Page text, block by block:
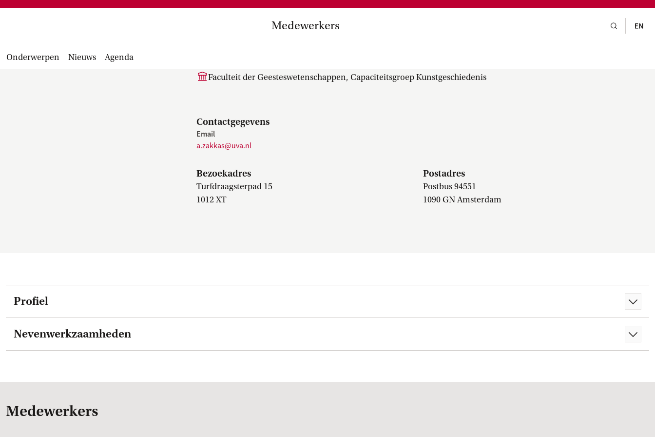
Medewerkers
Onderwerpen Nieuws Agenda
Financiële administratie, facturen,
projecten
Facultair strategisch plan, instellingsplan,
Wetsvoorstel Internationalisering in
Medezeggenschap, ondernemingsraad,
Faculteit der Geesteswetenschappen, Capaciteitsgroep Kunstgeschiedenis
Contactgegevens
Email
a.zakkas@uva.nl
Bezoekadres
Turfdraagsterpad 15
1012 XT
Postadres
Postbus 94551
1090 GN Amsterdam
Profiel
Nevenwerkzaamheden
Medewerkers